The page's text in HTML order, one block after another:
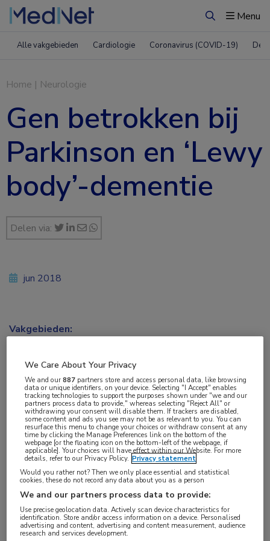
ZoekenMenu
Alle vakgebieden Cardiologie Coronavirus (COVID-19)
Home | Neurologie
Gen betrokken bij
Parkinson en ‘Lewy
body’-dementie
Delen via:
Een fout in hetLRP10-gen kan leiden tot de
ziekte van Parkinson en ‘Lewy body’-dementie, zo
ontdekte een internationaal onderzoeksteam
onder leiding van prof. dr. Vincenzo Bonifati van
jun 2018
Vakgebieden:
Aandachtsgebieden:
Bewegingsstoornissen,Dementie
Tags:
alfa-synucleïne,genetica,lewy body-dementie,Parkinson
We Care About Your Privacy
We and our887 partners store and access personal data, like browsing
data or unique identifiers, on your device. Selecting "I Accept" enables
tracking technologies to support the purposes shown under "we and our
partners process data to provide," whereas selecting "Reject All" or
withdrawing your consent will disable them. If trackers are disabled,
some content and ads you see may not be as relevant to you. You can
resurface this menu to change your choices or withdraw consent at any
time by clicking the Manage Preferences link on the bottom of the
webpage [or the floating icon on the bottom-left of the webpage, if
applicable]. Your choices will have effect within our Website. For more
details, refer to our Privacy Policy. Privacy statement
Would you rather not? Then we only place essential and statistical
cookies, these do not record any data about you as a person
We and our partners process data to provide:
Use precise geolocation data. Actively scan device characteristics for
identification. Store and/or access information on a device. Personalised
advertising and content, advertising and content measurement, audience
research and services development.